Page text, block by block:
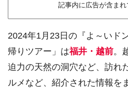
記事内に広告が含まれ
2024年1月23日の『よ～いド
帰りツアー」は福井・越前。
迫力の天然の洞穴など、訪れ
ルメなど、紹介された情報を